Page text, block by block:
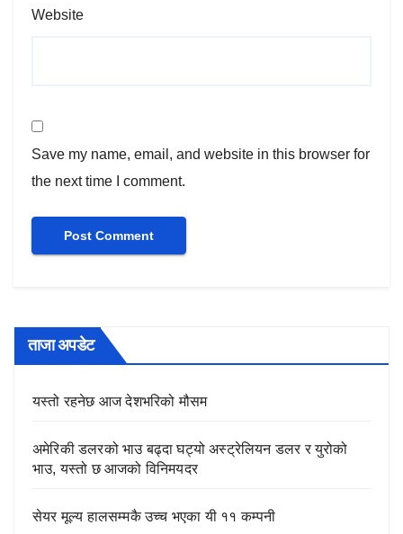
Website
Save my name, email, and website in this browser for
the next time I comment.
ताजा अपडेट
यस्तो रहनेछ आज देशभरिको मौसम
अमेरिकी डलरको भाउ बढ्दा घट्यो अस्ट्रेलियन डलर र युरोको
भाउ, यस्तो छ आजको विनिमयदर
सेयर मूल्य हालसम्मकै उच्च भएका यी ११ कम्पनी